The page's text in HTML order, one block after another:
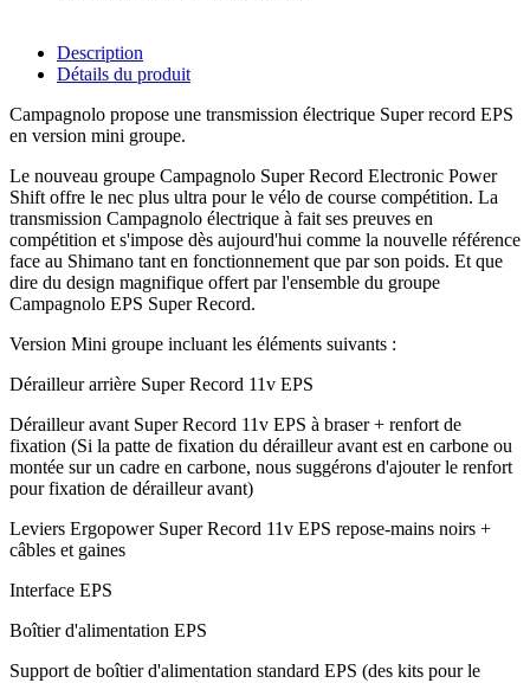
Description
Détails du produit
Campagnolo propose une transmission électrique Super record EPS
en version mini groupe.
Le nouveau groupe Campagnolo Super Record Electronic Power
Shift offre le nec plus ultra pour le vélo de course compétition. La
transmission Campagnolo électrique à fait ses preuves en
compétition et s'impose dès aujourd'hui comme la nouvelle référence
face au Shimano tant en fonctionnement que par son poids. Et que
dire du design magnifique offert par l'ensemble du groupe
Campagnolo EPS Super Record.
Version Mini groupe incluant les éléments suivants :
Dérailleur arrière Super Record 11v EPS
Dérailleur avant Super Record 11v EPS à braser + renfort de
fixation (Si la patte de fixation du dérailleur avant est en carbone ou
montée sur un cadre en carbone, nous suggérons d'ajouter le renfort
pour fixation de dérailleur avant)
Leviers Ergopower Super Record 11v EPS repose-mains noirs +
câbles et gaines
Interface EPS
Boîtier d'alimentation EPS
Support de boîtier d'alimentation standard EPS (des kits pour le